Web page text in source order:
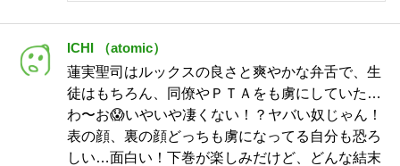
ICHI （atomic）
蓮実聖司はルックスの良さと爽やかな弁舌で、生
徒はもちろん、同僚やＰＴＡをも虜にしていた…
わ〜お😱いやいや凄くない！？ヤバい奴じゃん！
表の顔、裏の顔どっちも虜になってる自分も恐ろ
しい…面白い！下巻が楽しみだけど、どんな結末